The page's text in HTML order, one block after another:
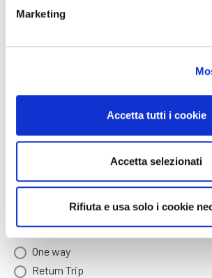
Marketing
Accetta tutti i cookie
Accetta selezionati
Rifiuta e usa solo i cookie
Arrival date*
Number of people arriving
Arriving children age
One way
Return Trip